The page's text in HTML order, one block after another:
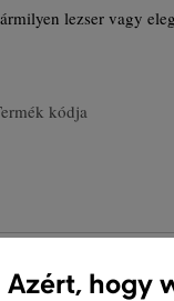
lezser vagy
kódja
Azért, hogy